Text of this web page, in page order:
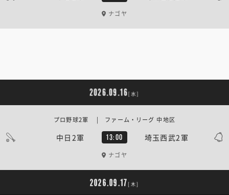
ナゴヤ
2026.09.16[水]
中日2軍 13:00 埼玉西武2軍
プロ野球2軍 | ファーム・リーグ 中地区
ナゴヤ
2026.09.17 [木]